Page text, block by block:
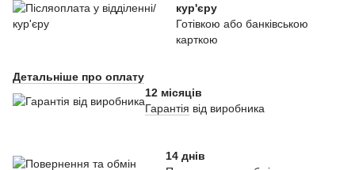
кур'єру
Готівкою або банківською
карткою
Детальніше про оплату
12 місяців
Гарантія від виробника
14 днів